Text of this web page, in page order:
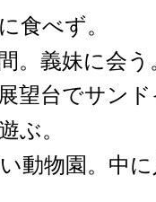
食べず。
。義妹に会う
望台でサン
ぶ。
動物園。中